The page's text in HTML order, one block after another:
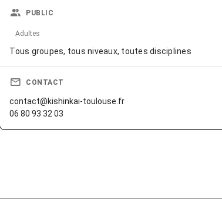
PUBLIC
Adultes
Tous groupes, tous niveaux, toutes disciplines
CONTACT
contact@kishinkai-toulouse.fr
06 80 93 32 03